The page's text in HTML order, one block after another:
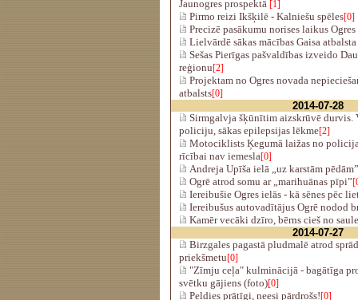
Jaunogres prospektā [1]
Pirmo reizi Ikšķilē - Kalniešu spēles[0]
Precizē pasākumu norises laikus Ogres
Lielvārdē sākas mācības Gaisa
Sešas Pierīgas pašvaldības izveido
reģionu[2]
Projektam no Ogres novada
atbalsts[0]
2014-07-28
Sirmgalvja šķūnītim aizskrūvē durvis.
policiju, sākas epilepsijas lēkme[2]
Motociklists Ķegumā laižas no
rīcībai nav iemesla[0]
Andreja Upīša ielā „uz karstām
Ogrē atrod somu ar „marihuānas pīpi”
Iereibušie Ogres ielās - kā sēnes pēc
Iereibušus autovadītājus Ogrē nodod
Kamēr vecāki dzīro, bērns cieš no
2014-07-27
Birzgales pagastā pludmalē atrod
priekšmetu[0]
"Zīmju ceļa" kulminācijā - bagātīga
svētku gājiens (foto)[0]
Peldies prātīgi, neesi pārdrošs![0]